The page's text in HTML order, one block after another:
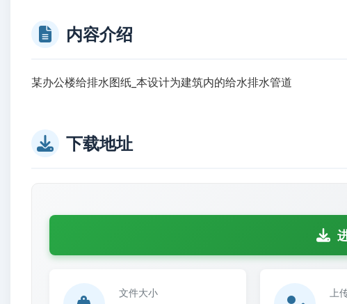
内容介绍
某办公楼给排水图纸_本设计为建筑内的给水排水管道
下载地址
文件大小 上